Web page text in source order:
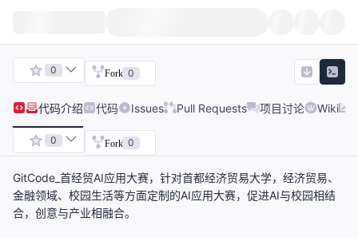
0 Fork 0
代码介绍 代码 Issues Pull Requests 项目讨论 Wiki
0 Fork 0
GitCode_首经贸AI应用大赛，针对首都经济贸易大学，经济贸易、
金融领域、校园生活等方面定制的AI应用大赛，促进AI与校园相结
合，创意与产业相融合。